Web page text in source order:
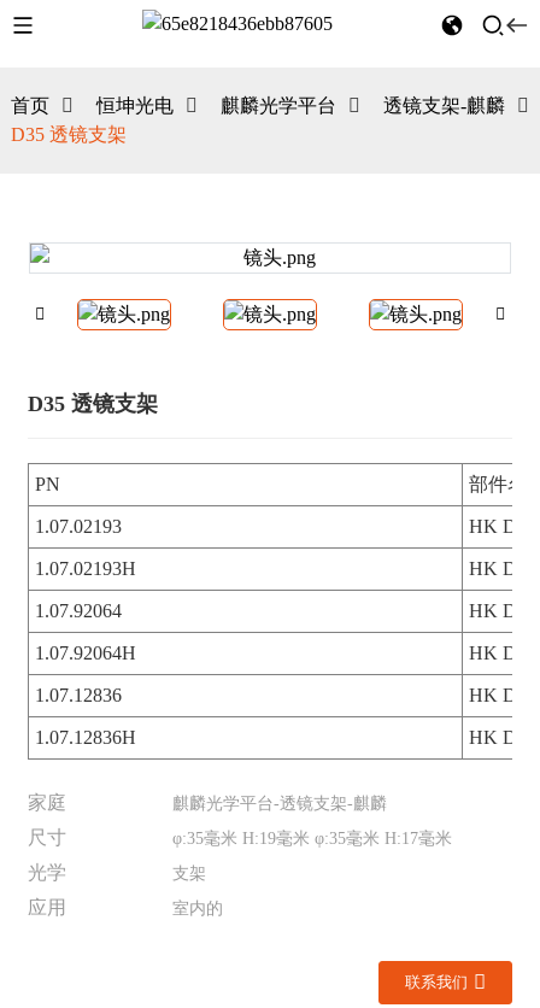
首页 恒坤光电 麒麟光学平台
透镜支架-麒麟
D35 透镜支架
D35 透镜支架
PN 部件名
1.07.02193 HK
1.07.02193H HK
1.07.92064 HK
1.07.92064H HK
1.07.12836 HK
1.07.12836H HK
家庭 麒麟光学平台-透镜支架-麒麟
尺寸 φ:35毫米 H:19毫米 φ:35毫米 H:17毫米
光学 支架
应用 室内的
联系我们